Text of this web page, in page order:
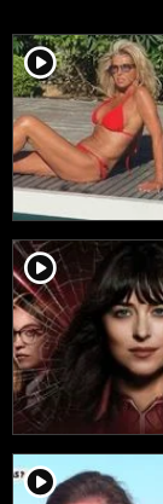
player2
player2
player2